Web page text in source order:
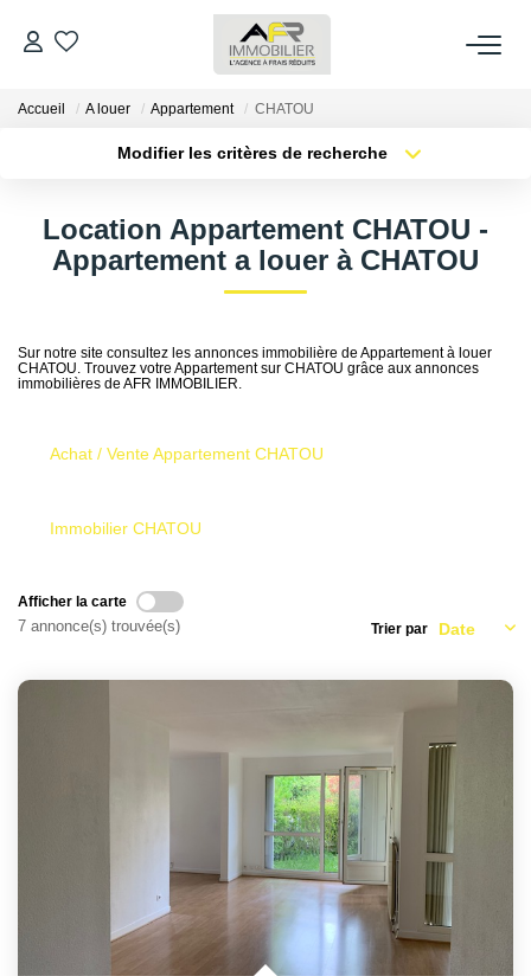
ACHETER
ESTIMER
Qui Sommes Nous
AFR IMMOBILIER Carrières-Sur-Seine
AFR IMMOBILIER Chatou - Transaction
CONTACT
Accueil A louer Appartement CHATOU
Modifier les critères de recherche
Sélectionnez...
Type de bien
Surface min
Créer une alerte
Location Appartement CHATOU -
Appartement a louer à CHATOU
Sur notre site consultez les annonces immobilière de Appartement à louer
CHATOU. Trouvez votre Appartement sur CHATOU grâce aux annonces
immobilières de AFR IMMOBILIER.
Achat / Vente Appartement CHATOU
Immobilier CHATOU
Afficher la carte
7 annonce(s) trouvée(s) Trier par